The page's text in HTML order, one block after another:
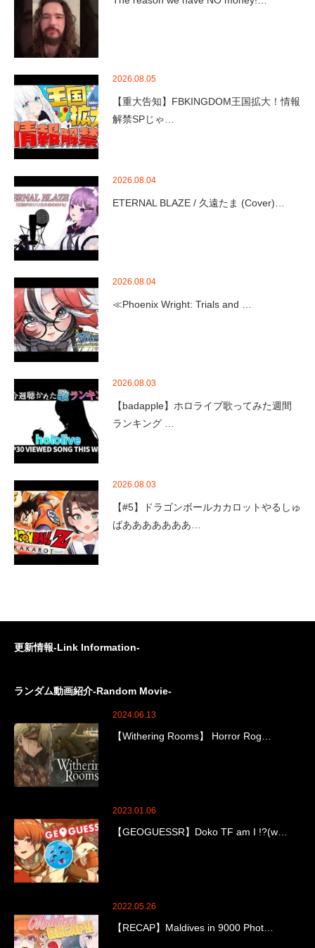
2026.08.05
【重大告知】FBKINGDOM王国拡大！情報
解禁SPじゃ…
2026.08.04
ETERNAL BLAZE / 久遠たま (Cover)…
2026.08.04
≪Phoenix Wright: Trials and …
2026.08.03
【badapple】ホロライブ歌ってみた週間
ランキング …
2026.08.03
【#5】ドラゴンボールカカロットやるしゅ
ばあああああああ…
更新情報-Link Information-
ランダム動画紹介-Random Movie-
2024.06.13
【Withering Rooms】 Horror Rog…
2023.01.06
【GEOGUESSR】Doko TF am I !?(w…
2022.05.26
【RECAP】Maldives in 9000 Phot…